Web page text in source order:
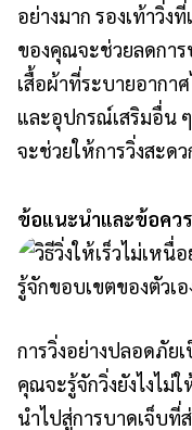
อย่างมาก รองเท้าวิ่ง
ของคุณจะช่วยลดกา
เสื้อผ้าที่ระบายอากา
และอุปกรณ์เสริมอื่น
จะช่วยให้การวิ่งสะด
ข้อแนะนำและข้อควร
การวิ่งอย่างปลอดภัย
คุณจะรู้จักวิ่งยังไงไม่
นำไปสู่การบาดเจ็บที่